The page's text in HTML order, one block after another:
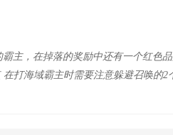
主，在掉落的奖励中还有一个红色
打海域霸主时需要注意躲避召唤的